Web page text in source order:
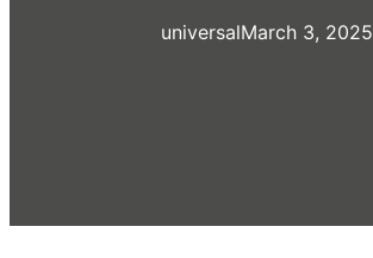
universalMarch 3, 2025